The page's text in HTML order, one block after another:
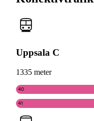
Uppsala C
1335 meter
40
41